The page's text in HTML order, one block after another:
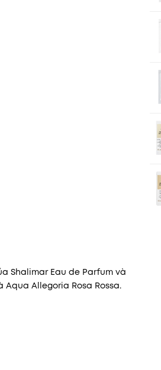
Shalimar Eau de Parfum và
Allegoria Rosa Rossa.